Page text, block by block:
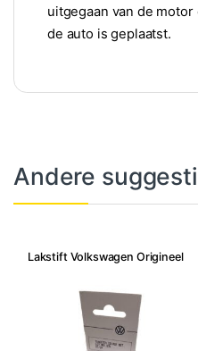
uitgegaan van de
de auto is geplaatst.
Andere
Lakstift Volkswagen Origineel